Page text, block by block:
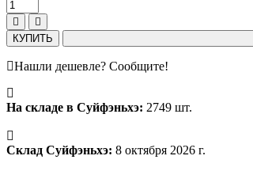
КУПИТЬ
Нашли дешевле? Сообщите!
На складе в Суйфэньхэ: 2749 шт.
Склад Суйфэньхэ: 8 октября 2026 г.